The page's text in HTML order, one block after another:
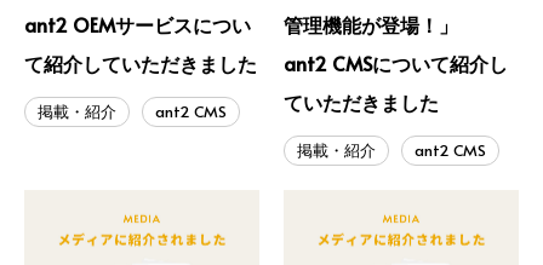
ant2 OEMサービスについ
て紹介していただきました
掲載・紹介 ant2 CMS
管理機能が登場！」
ant2 CMSについて紹介し
ていただきました
掲載・紹介 ant2 CMS